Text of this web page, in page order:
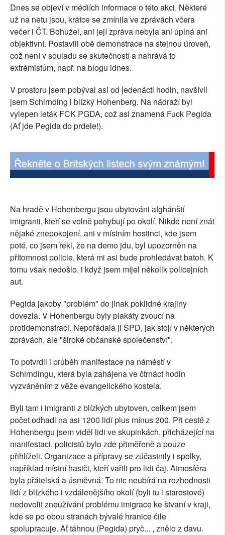
SOCIÁLNÍ SÍTĚ
RUBRIKY
PLNÁ VERZE STRÁNEK
Dnes se objeví v médiích informace o této akci. Některé
už na netu jsou, krátce se zmínila ve zprávách včera
večer i ČT. Bohužel, ani její zpráva nebyla ani úplná ani
objektivní. Postavili obě demonstrace na stejnou úroveň,
což není v souladu se skutečností a nahrává to
extrémistům, např. na blogu idnes.
V prostoru jsem pobýval asi od jedenácti hodin, navšívil
jsem Schirnding i blízký Hohenberg. Na nádraží byl
vylepen leták FCK PGDA, což asi znamená Fuck Pegida
(Ať jde Pegida do prdele!).
Na hradě v Hohenbergu jsou ubytováni afghánští
imigranti, kteří se volně pohybují po okolí. Nikde není znát
nějaké znepokojení, ani v místním hostinci, kde jsem
poté, co jsem řekl, že na demo jdu, byl upozorněn na
přítomnost policie, která mi asi bude prohledávat batoh. K
tomu však nedošlo, i když jsem míjel několik policejních
aut.
Pegida jakoby "problém" do jinak poklidné krajiny
dovezla. V Hohenbergu byly plakáty zvoucí na
protidemonstraci. Nepořádala ji SPD, jak stojí v některých
zprávách, ale "široké občanské společenství".
To potvrdil i průběh manifestace na náměstí v
Schirndingu, která byla zahájena ve čtrnáct hodin
vyzváněním z věže evangelického kostela.
Byli tam i imigranti z blízkých ubytoven, celkem jsem
počet odhadl na asi 1200 lidí plus mínus 200. Při cestě z
Hohenbergu jsem viděl lidi ve skupinkách, přicházející na
manifestaci, policistů bylo zde přiměřeně a pouze
přihlíželi. Organizace a přípravy se zúčastnily i spolky,
například místní hasiči, kteří vařili pro lidi čaj. Atmosféra
byla přátelská a úsměvná. To nic neubírá na rozhodnosti
lidí z blízkého i vzdálenějšího okolí (byli tu i starostové)
nedovolit zneužívání problému imigrace ke štvaní v kraji,
kde se po obou stranách bývalé hranice čile
spolupracuje. Ať táhnou (Pegida) pryč... , znělo z davu.